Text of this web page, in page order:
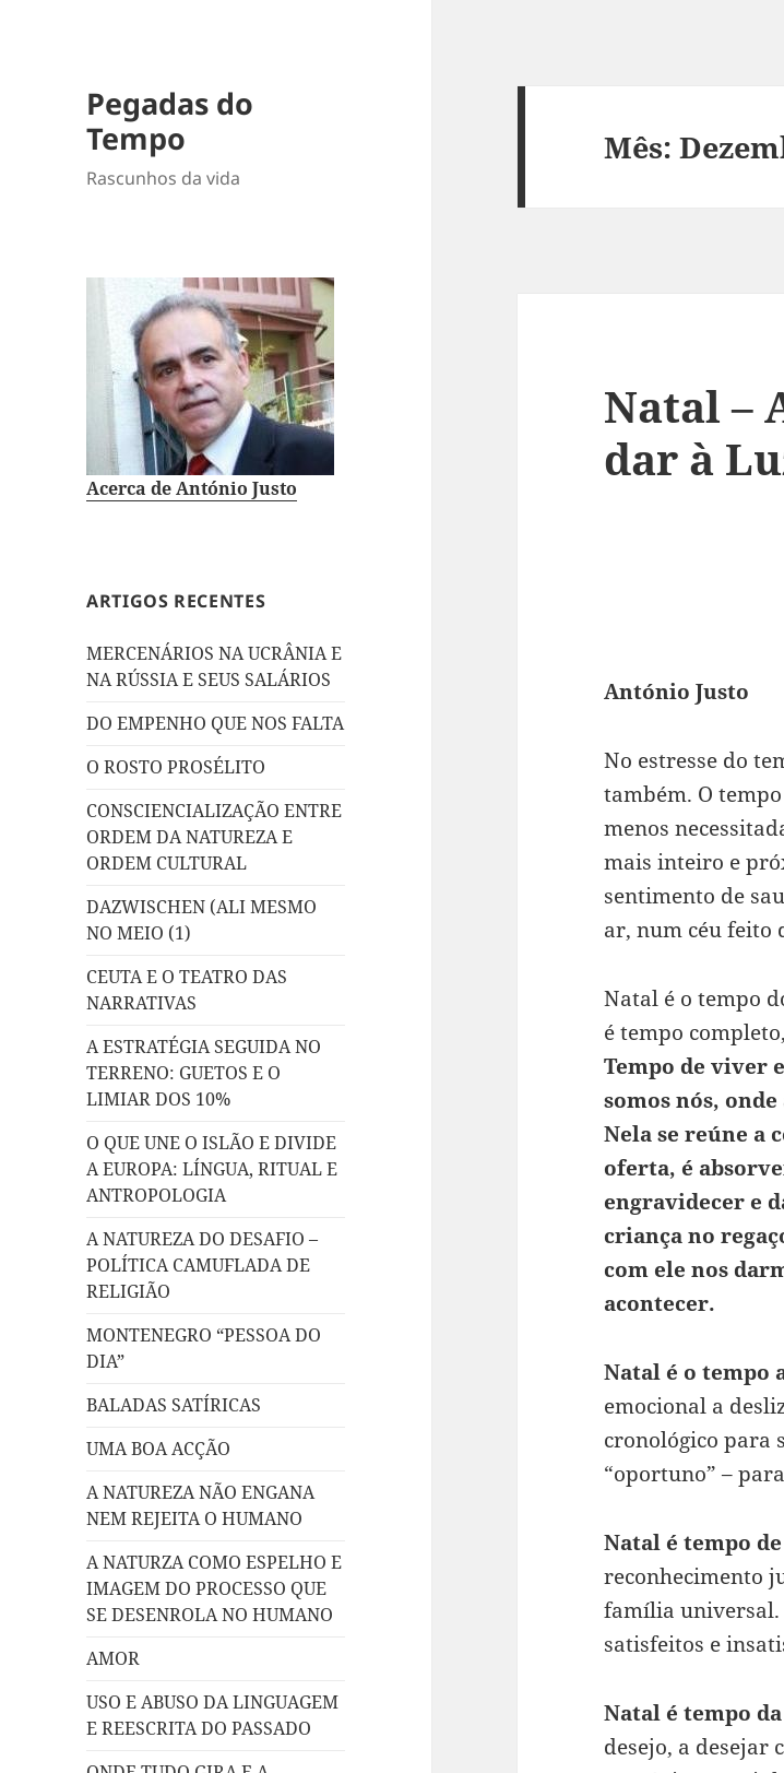
Pegadas do
Tempo
Rascunhos da vida
Acerca de António Justo
ARTIGOS RECENTES
MERCENÁRIOS NA UCRÂNIA E
NA RÚSSIA E SEUS SALÁRIOS
DO EMPENHO QUE NOS FALTA
O ROSTO PROSÉLITO
CONSCIENCIALIZAÇÃO ENTRE
ORDEM DA NATUREZA E
ORDEM CULTURAL
DAZWISCHEN (ALI MESMO
NO MEIO (1)
CEUTA E O TEATRO DAS
NARRATIVAS
A ESTRATÉGIA SEGUIDA NO
TERRENO: GUETOS E O
LIMIAR DOS 10%
O QUE UNE O ISLÃO E DIVIDE
A EUROPA: LÍNGUA, RITUAL E
ANTROPOLOGIA
A NATUREZA DO DESAFIO –
POLÍTICA CAMUFLADA DE
RELIGIÃO
MONTENEGRO “PESSOA DO
DIA”
BALADAS SATÍRICAS
UMA BOA ACÇÃO
A NATUREZA NÃO ENGANA
NEM REJEITA O HUMANO
A NATURZA COMO ESPELHO E
IMAGEM DO PROCESSO QUE
SE DESENROLA NO HUMANO
AMOR
USO E ABUSO DA LINGUAGEM
E REESCRITA DO PASSADO
Mês:
Natal –
dar à
António Justo
No estresse do
também. O
menos
mais inteiro e
sentimento de
ar, num céu feito
Natal é o tempo
é tempo
Tempo de viver
somos nós,
Nela se reúne a
oferta, é
engravidecer e
criança no
com ele nos
acontecer.
Natal é o tempo
emocional a
cronológico para
“oportuno” –
Natal é tempo
reconhecimento
família universal.
satisfeitos e
Natal é tempo
desejo, a desejar